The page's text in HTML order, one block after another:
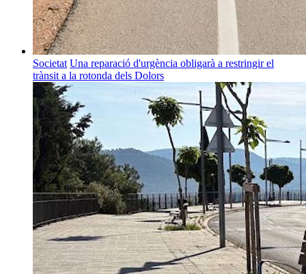
Societat Una reparació d'urgència obligarà a restringir el
trànsit a la rotonda dels Dolors